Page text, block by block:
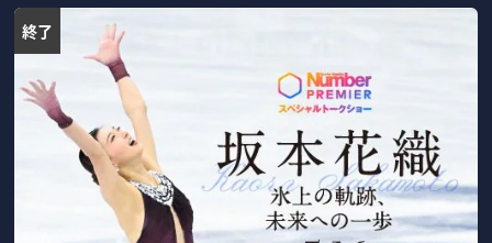
終了